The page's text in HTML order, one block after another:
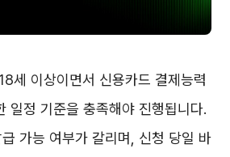
세 이상이면서 신용카드 결제능력
일정 기준을 충족해야 진행됩니다.
가능 여부가 갈리며, 신청 당일 바